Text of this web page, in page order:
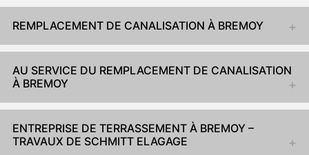
REMPLACEMENT DE CANALISATION À BREMOY
AU SERVICE DU REMPLACEMENT DE CANALISATION
À BREMOY
ENTREPRISE DE TERRASSEMENT À BREMOY –
TRAVAUX DE SCHMITT ELAGAGE